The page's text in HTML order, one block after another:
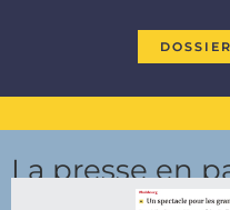
La presse en